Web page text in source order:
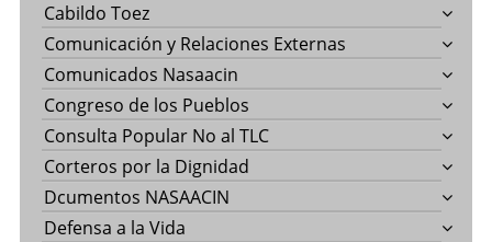
Cabildo Toez
Comunicación y Relaciones Externas
Comunicados Nasaacin
Congreso de los Pueblos
Consulta Popular No al TLC
Corteros por la Dignidad
Dcumentos NASAACIN
Defensa a la Vida